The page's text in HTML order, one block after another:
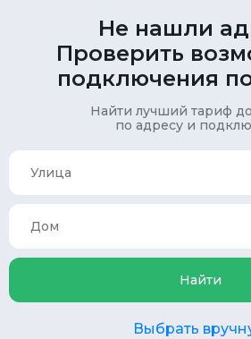
Не нашли
Проверить
подключения
Найти лучший тариф
по адресу и
Найти
Выбрать